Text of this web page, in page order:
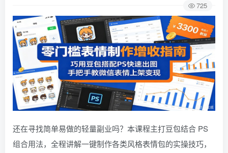
725
还在寻找简单易做的轻量副业吗？本课程主打豆包结合 PS
组合用法，全程讲解一键制作各类风格表情包的实操技巧，